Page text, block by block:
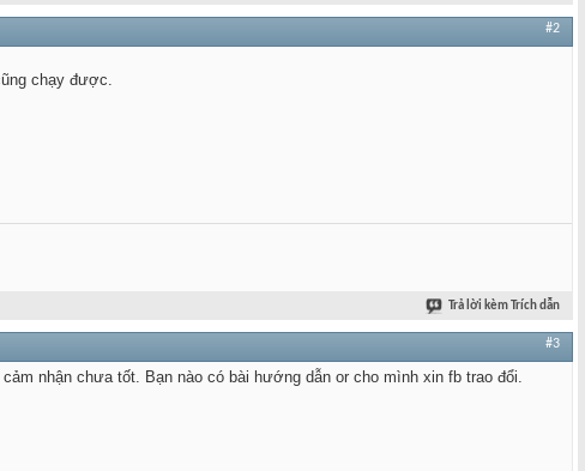
#2
chạy được.
Trả lời kèm Trích dẫn
#3
nhận chưa tốt. Bạn nào có bài hướng dẫn or cho mình xin fb trao đổi.